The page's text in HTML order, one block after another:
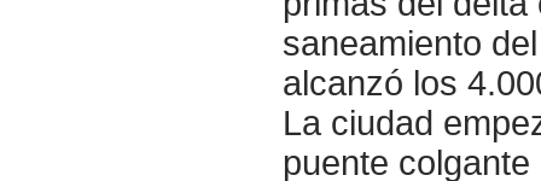
saneamiento
alcanzó los
La ciudad
puente